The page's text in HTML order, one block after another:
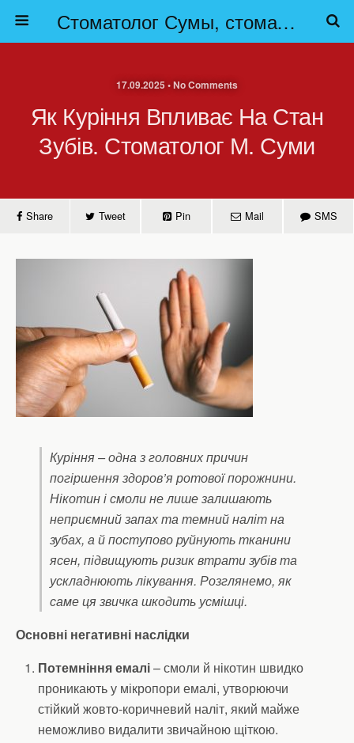
Стоматолог Сумы, стоматологические клиники Сумы, детская стоматология в Сумах. | Частная стоматология Сумы
17.09.2025 • No Comments
Як Куріння Впливає На Стан
Зубів. Стоматолог М. Суми
Share Tweet Pin Mail SMS
Куріння – одна з головних причин
погіршення здоров’я ротової порожнини.
Нікотин і смоли не лише залишають
неприємний запах та темний наліт на
зубах, а й поступово руйнують тканини
ясен, підвищують ризик втрати зубів та
ускладнюють лікування. Розглянемо, як
саме ця звичка шкодить усмішці.
Основні негативні наслідки
Потемніння емалі– смоли й нікотин швидко
проникають у мікропори емалі, утворюючи
стійкий жовто-коричневий наліт, який майже
неможливо видалити звичайною щіткою.